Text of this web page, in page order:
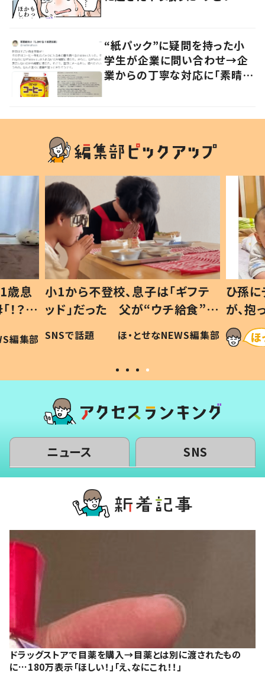
“紙パック”に疑問を持った小
学生が企業に問い合わせ→企
業からの丁寧な対応に「素晴ら
歳息
？」
編集部
小1から不登校、息子は「ギフテ
ッド」だった 父が“ウチ給食”を
作り続ける理由とは #令和の親
#令和の子
SNSで話題 ほ・とせなNEWS編集部
ひ孫
が、
「涙が
い」
ニュース SNS
ドラッグストアで目薬を購入→目薬とは別に渡されたもの
に…180万表示「ほしい！」「え、なにこれ！！」